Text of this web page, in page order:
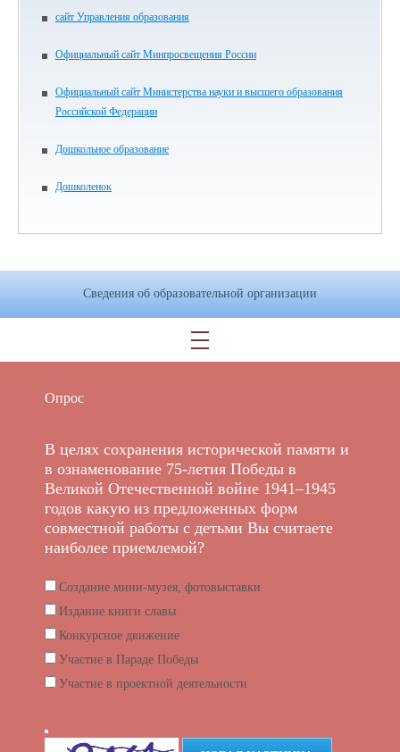
сайт Управления образования
Официальный сайт Минпросвещения России
Официальный сайт Министерства науки и высшего образования
Российской Федерации
Дошкольное образование
Дошколенок
Сведения об образовательной организации
Опрос
В целях сохранения исторической памяти и
в ознаменование 75-летия Победы в
Великой Отечественной войне 1941–1945
годов какую из предложенных форм
совместной работы с детьми Вы считаете
наиболее приемлемой?
Создание мини-музея, фотовыставки
Издание книги славы
Конкурсное движение
Участие в Параде Победы
Участие в проектной деятельности